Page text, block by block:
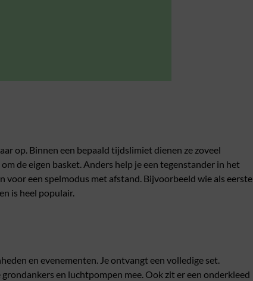
op. Binnen een bepaald tijdslimiet dienen ze zoveel
de eigen basket. Anders help je een tegenstander in het
voor een spelmodus met afstand. Bijvoorbeeld wie als eerste
is heel populair.
en evenementen. Je ontvangt een volledige set.
en luchtpompen mee. Ook zit er een onderkleed